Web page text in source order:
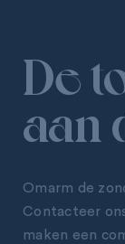
ervan!
BENT U OOK
De
aan
Omarm de
Contacteer
maken een